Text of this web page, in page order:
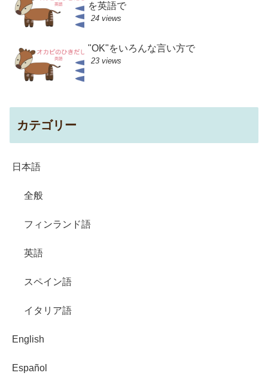
を英語で
24 views
"OK"をいろんな言い方で
23 views
カテゴリー
日本語
全般
フィンランド語
英語
スペイン語
イタリア語
English
Español